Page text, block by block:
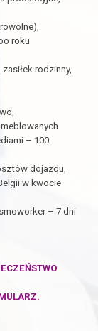
roku
rodzinny,
– 100
dojazdu,
w kwocie
– 7 dni